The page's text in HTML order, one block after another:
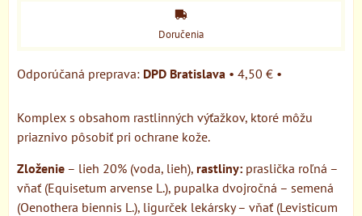
Doručenia
DPD Bratislava • 4,50 € •
Komplex s obsahom rastlinných výťažkov, ktoré môžu
priaznivo pôsobiť pri ochrane kože.
Zloženie – lieh 20% (voda, lieh), rastliny: praslička roľná –
vňať (Equisetum arvense L.), pupalka dvojročná – semená
(Oenothera biennis L.), ligurček lekársky – vňať (Levisticum